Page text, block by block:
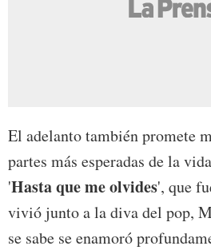
El adelanto también promete
partes más esperadas de la
'Hasta que me olvides', que
vivió junto a la diva del pop,
se sabe se enamoró